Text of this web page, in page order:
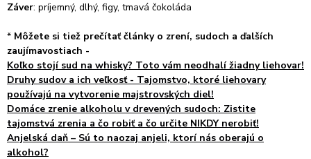
Záver: príjemný, dlhý, figy, tmavá čokoláda
* Môžete si tiež prečítať články o zrení, sudoch a ďalších
zaujímavostiach -
Koľko stojí sud na whisky? Toto vám neodhalí žiadny liehovar!
Druhy sudov a ich veľkosť - Tajomstvo, ktoré liehovary
používajú na vytvorenie majstrovských diel!
Domáce zrenie alkoholu v drevených sudoch: Zistite
tajomstvá zrenia a čo robiť a čo určite NIKDY nerobiť!
Anjelská daň – Sú to naozaj anjeli, ktorí nás oberajú o
alkohol?